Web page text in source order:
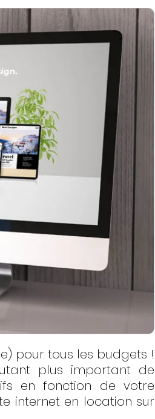
pour tous les budgets !
plus important de
en fonction de votre
internet en location sur